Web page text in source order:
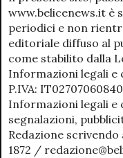
www.belicenews.it è
periodici e non
editoriale diffuso al
come stabilito dalla
Informazioni legali e
P.IVA: IT02707060840
Informazioni legali e
segnalazioni,
Redazione scrivendo
1872 /